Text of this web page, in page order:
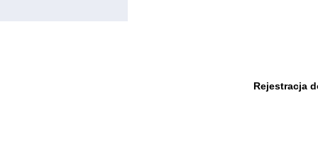
Rejestracja